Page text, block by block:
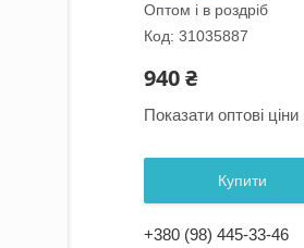
Оптом і в роздріб
Код: 31035887
940 ₴
Показати оптові ціни
Купити
+380 (98) 445-33-46